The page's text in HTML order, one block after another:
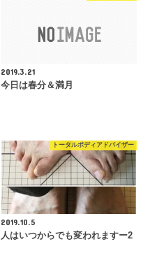
2019.3.21
今日は春分＆満月
トータルボディアドバイザー
2019.10.5
人はいつからでも変われますー2